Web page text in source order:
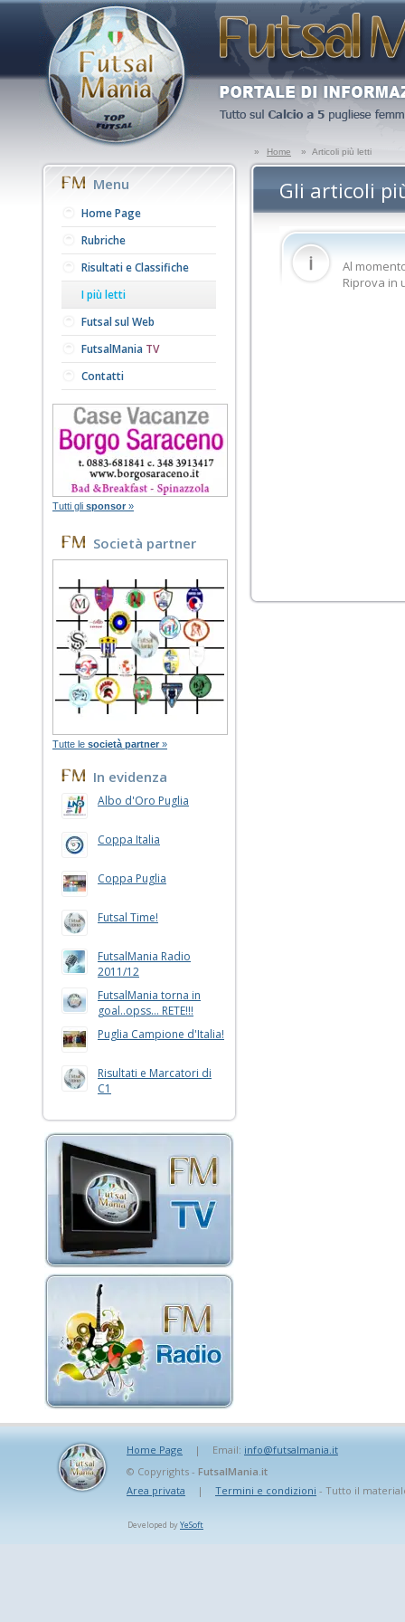
» Home » Articoli più letti
Menu
Home Page
Rubriche
Risultati e Classifiche
I più letti
Futsal sul Web
FutsalMania TV
Contatti
Tutti gli sponsor »
Società partner
Tutte le società partner »
In evidenza
Albo d'Oro Puglia
Coppa Italia
Coppa Puglia
Futsal Time!
FutsalMania Radio
2011/12
FutsalMania torna in
goal..opss... RETE!!!
Puglia Campione d'Italia!
Risultati e Marcatori di
C1
Gli articoli
Al
Riprova in
Home Page | Email: info@futsalmania.it
© Copyrights - FutsalMania.it
Area privata
| Termini e condizioni - Tutto il
Developed byYeSoft